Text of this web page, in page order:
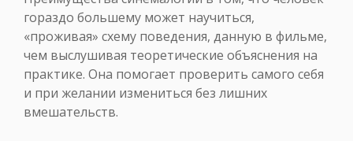
гораздо большему может научиться,
«проживая» схему поведения, данную в фильме,
чем выслушивая теоретические объяснения на
практике. Она помогает проверить самого себя
и при желании измениться без лишних
вмешательств.